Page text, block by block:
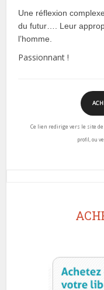
Une réflexion
du futur…. Leur
l’homme.
Passionnant !
Ce lien redirige vers le site
profil, ou